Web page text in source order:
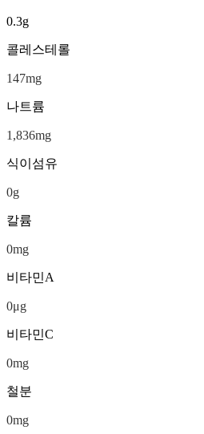
0.3g
콜레스테롤
147mg
나트륨
1,836mg
식이섬유
0g
칼륨
0mg
비타민A
0μg
비타민C
0mg
철분
0mg